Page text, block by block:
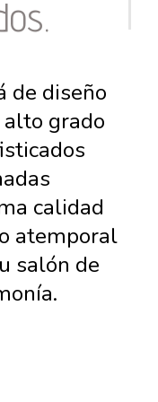
de diseño
grado
calidad
atemporal
salón de